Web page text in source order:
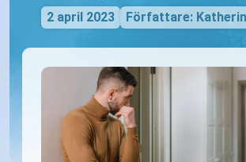
2 april 2023 Författare: